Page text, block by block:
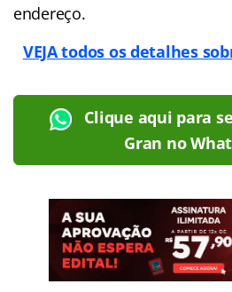
endereço.
VEJA todos os detalhes
Clique aqui para
Gran no